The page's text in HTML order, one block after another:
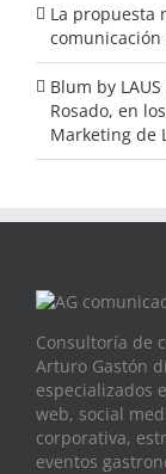
La propuesta
comunicación
Blum by
Rosado, en
Marketing de
Consultoría de
Arturo Gastón
especializados
web, social
corporativa,
eventos